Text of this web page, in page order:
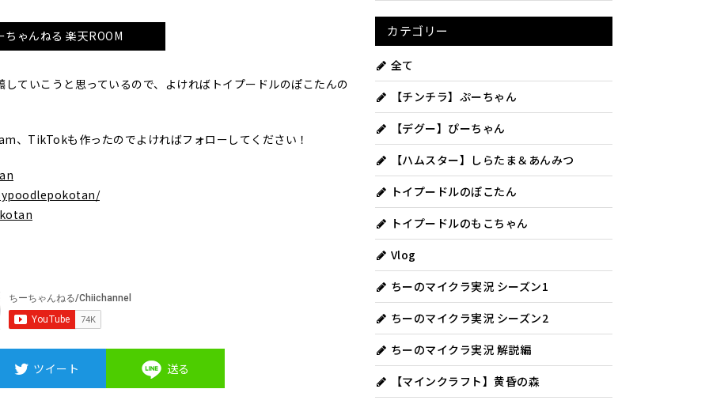
ちゃんねる 楽天ROOM
ていこうと思っているので、よければトイプードルのぽこたんの
、TikTokも作ったのでよければフォローしてください！
ツイート 送る
カテゴリー
全て
【チンチラ】ぷーちゃん
【デグー】ぴーちゃん
【ハムスター】しらたま＆あんみつ
トイプードルのぽこたん
トイプードルのもこちゃん
Vlog
ちーのマイクラ実況 シーズン1
ちーのマイクラ実況 シーズン2
ちーのマイクラ実況 解説編
【マインクラフト】黄昏の森